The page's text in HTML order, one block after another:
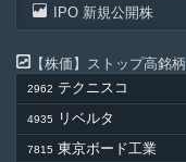
IPO 新規公開株
株価 ストップ高銘柄
2962 テクニスコ
4935 リベルタ
7815 東京ボード工業